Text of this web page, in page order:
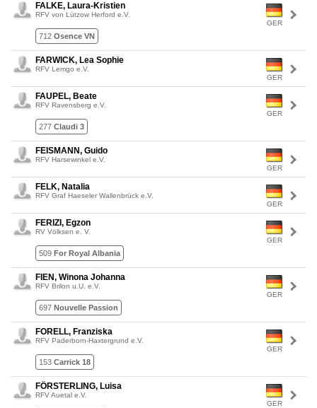
GER
FALKE, Laura-Kristien
RFV von Lützow Herford e.V.
712 Osence VN
GER
FARWICK, Lea Sophie
RFV Lemgo e.V.
GER
FAUPEL, Beate
RFV Ravensberg e.V.
277 Claudi 3
GER
FEISMANN, Guido
RFV Harsewinkel e.V.
GER
FELK, Natalia
RFV Graf Haeseler Wallenbrück e.V.
GER
FERIZI, Egzon
RV Völksen e. V.
509 For Royal Albania
GER
FIEN, Winona Johanna
RFV Brilon u.U. e.V.
697 Nouvelle Passion
GER
FORELL, Franziska
RFV Paderborn-Haxtergrund e.V.
153 Carrick 18
GER
FÖRSTERLING, Luisa
RFV Auetal e.V.